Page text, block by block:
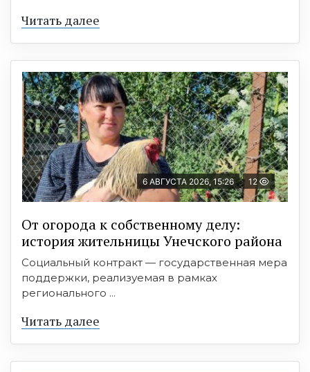
Читать далее
6 АВГУСТА 2026, 15:26 12
От огорода к собственному делу:
история жительницы Унечского района
Социальный контракт — государственная мера
поддержки, реализуемая в рамках
регионального ...
Читать далее